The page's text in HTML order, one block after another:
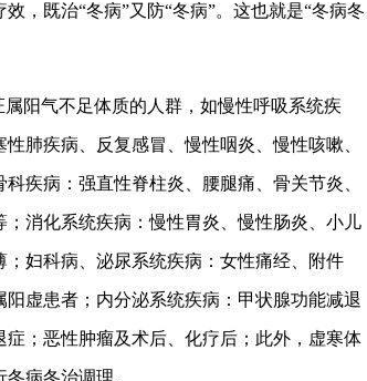
，既治“冬病”又防“冬病”。这也就是“冬病冬
阳气不足体质的人群，如慢性呼吸系统疾
肺疾病、反复感冒、慢性咽炎、慢性咳嗽、
疾病：强直性脊柱炎、腰腿痛、骨关节炎、
消化系统疾病：慢性胃炎、慢性肠炎、小儿
妇科病、泌尿系统疾病：女性痛经、附件
虚患者；内分泌系统疾病：甲状腺功能减退
；恶性肿瘤及术后、化疗后；此外，虚寒体
病冬治调理。